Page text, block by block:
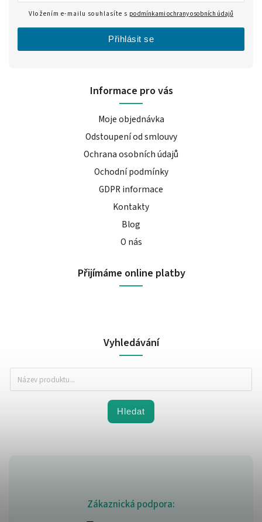
Zákaznická podpora:
Informace pro vás
Moje objednávka
Odstoupení od smlouvy
Ochrana osobních údajů
Ochodní podmínky
GDPR informace
Kontakty
Blog
O nás
Přijímáme online platby
Vyhledávání
Hledat
Vložením e-mailu souhlasíte s podmínkami ochrany osobních údajů
Přihlásit se